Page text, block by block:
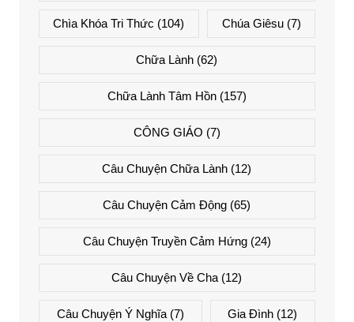
Chìa Khóa Tri Thức (104) Chúa Giêsu(7)
Chữa Lành (62)
Chữa Lành Tâm Hồn(157)
CÔNG GIÁO (7)
Câu Chuyện Chữa Lành (12)
Câu Chuyện Cảm Động (65)
Câu Chuyện Truyền Cảm Hứng(24)
Câu Chuyện Về Cha (12)
Câu Chuyện Ý Nghĩa(7) Gia Đình (12)